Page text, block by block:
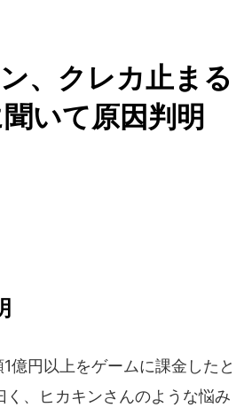
、クレカ止まる
いて原因判明
億円以上をゲームに課金したと
、ヒカキンさんのような悩み